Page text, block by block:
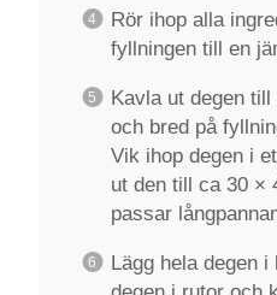
Rör ihop alla
fyllningen till en
Kavla ut degen
och bred på
Vik ihop degen i
ut den till ca 30 ×
passar
Lägg hela degen i